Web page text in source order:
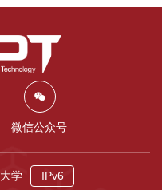
微信公众号
学 IPv6